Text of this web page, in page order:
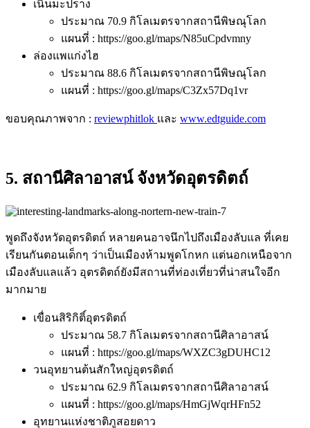
เนินมะปราง
ประมาณ 70.9 กิโลเมตรจากสถานีพิษณุโลก
แผนที่ : https://goo.gl/maps/N85uCpdvmny
ล่องแพแก่งไฮ
ประมาณ 88.6 กิโลเมตรจากสถานีพิษณุโลก
แผนที่ : https://goo.gl/maps/C3Zx57Dq1vr
ขอบคุณภาพจาก : reviewphitlok และ www.edtguide.com
5. สถานีศิลาอาสน์ จังหวัดอุตรดิตถ์
พูดถึงจังหวัดอุตรดิตถ์ หลายคนอาจนึกไปถึงเมืองลับแล ที่เคย
เรียนกันตอนเด็กๆ ว่าเป็นเมืองห้ามพูดโกหก แต่นอกเหนือจาก
เมืองลับแลแล้ว อุตรดิตถ์ยังมีสถานที่ท่องเที่ยวที่น่าสนใจอีก
มากมาย
เขื่อนสิริกิติ์อุตรดิตถ์
ประมาณ 58.7 กิโลเมตรจากสถานีศิลาอาสน์
แผนที่ : https://goo.gl/maps/WXZC3gDUHC12
วนอุทยานต้นสักใหญ่อุตรดิตถ์
ประมาณ 62.9 กิโลเมตรจากสถานีศิลาอาสน์
แผนที่ : https://goo.gl/maps/HmGjWqrHFn52
อุทยานแห่งชาติภูสอยดาว